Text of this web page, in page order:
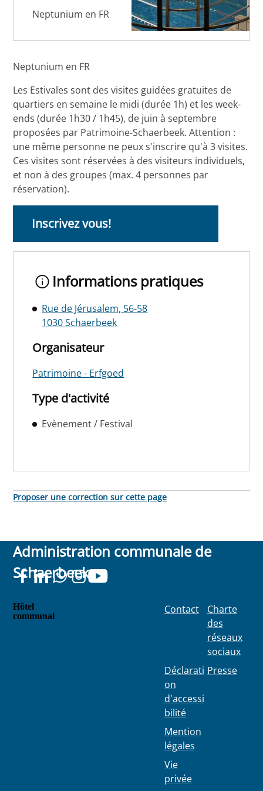
Neptunium en FR
Neptunium en FR
Les Estivales sont des visites guidées gratuites de
quartiers en semaine le midi (durée 1h) et les week-
ends (durée 1h30 / 1h45), de juin à septembre
proposées par Patrimoine-Schaerbeek. Attention :
une même personne ne peux s'inscrire qu'à 3 visites.
Ces visites sont réservées à des visiteurs individuels,
et non à des groupes (max. 4 personnes par
réservation).
Inscrivez vous!
Informations pratiques
Rue de Jérusalem, 56-58
1030 Schaerbeek
Organisateur
Patrimoine - Erfgoed
Type d'activité
Evènement / Festival
Proposer une correction sur cette page
Administration communale de
Schaerbeek
Hôtel
communal
Contact
Déclarati
on
d'accessi
bilité
Mention
légales
Vie
privée
Charte
des
réseaux
sociaux
Presse